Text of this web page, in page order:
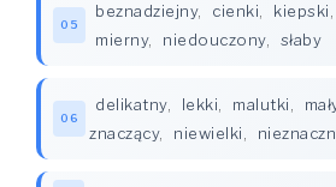
05
beznadziejny, cienki, kiepski,
mierny, niedouczony, słaby
06
delikatny, lekki, malutki,
znaczący, niewielki,